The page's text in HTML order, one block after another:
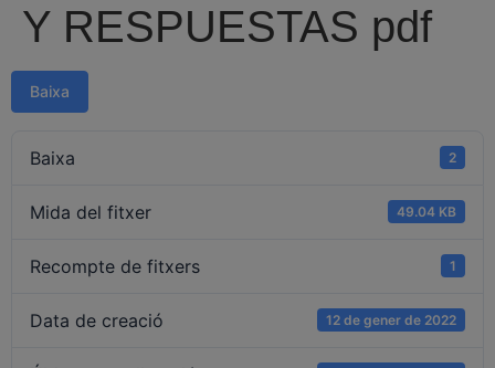
Y RESPUESTAS pdf
Baixa
Baixa 2
Mida del fitxer 49.04 KB
Recompte de fitxers 1
Data de creació 12 de gener de 2022